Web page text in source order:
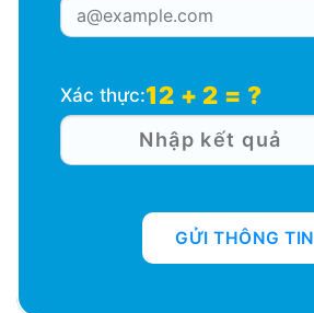
Xác thực:12 + 2 = ?
GỬI THÔNG TIN